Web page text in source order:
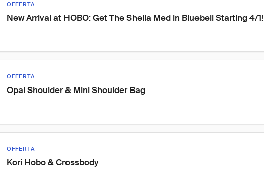
OFFERTA
New Arrival at HOBO: Get The Sheila Med in Bluebell Starting 4/1!
OFFERTA
Opal Shoulder & Mini Shoulder Bag
OFFERTA
Kori Hobo & Crossbody